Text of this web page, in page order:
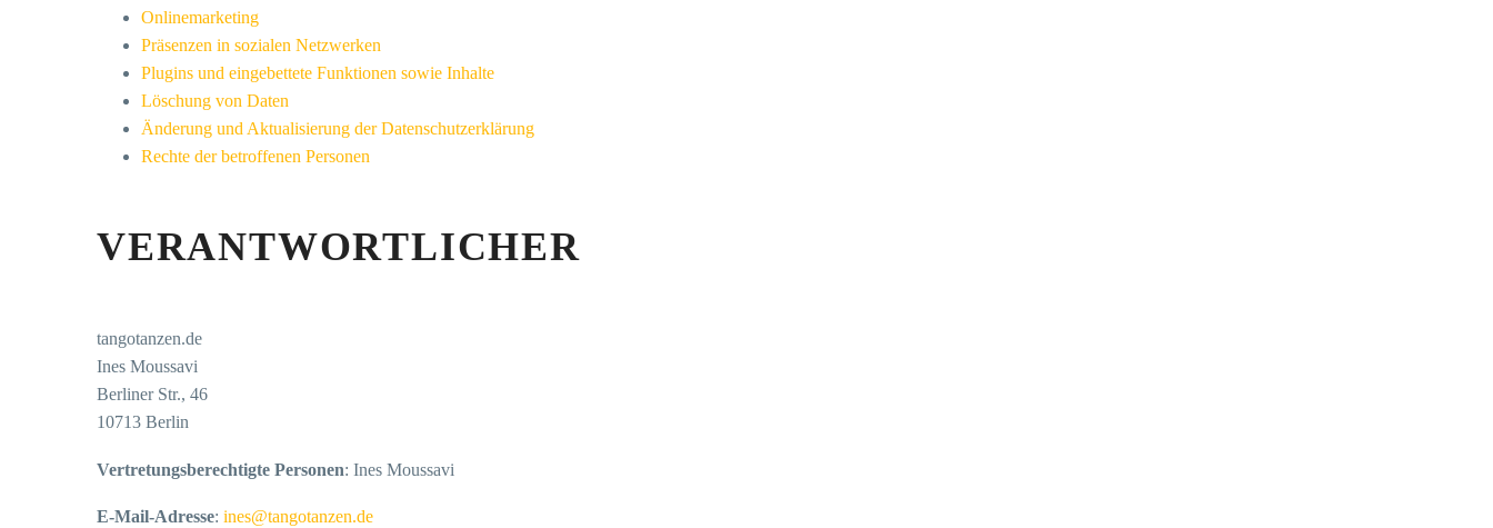
Onlinemarketing
Präsenzen in sozialen Netzwerken
Plugins und eingebettete Funktionen sowie Inhalte
Löschung von Daten
Änderung und Aktualisierung der Datenschutzerklärung
Rechte der betroffenen Personen
VERANTWORTLICHER
tangotanzen.de
Ines Moussavi
Berliner Str., 46
10713 Berlin
Vertretungsberechtigte Personen: Ines Moussavi
E-Mail-Adresse: ines@tangotanzen.de